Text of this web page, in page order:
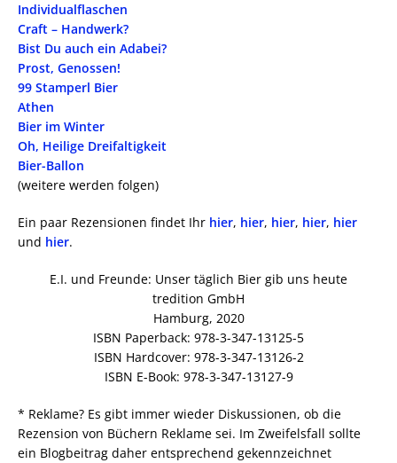
Individualflaschen
Craft – Handwerk?
Bist Du auch ein Adabei?
Prost, Genossen!
99 Stamperl Bier
Athen
Bier im Winter
Oh, Heilige Dreifaltigkeit
Bier-Ballon
(weitere werden folgen)
Ein paar Rezensionen findet Ihr hier, hier, hier, hier, hier
und hier.
E.I. und Freunde: Unser täglich Bier gib uns heute
tredition GmbH
Hamburg, 2020
ISBN Paperback: 978-3-347-13125-5
ISBN Hardcover: 978-3-347-13126-2
ISBN E-Book: 978-3-347-13127-9
* Reklame? Es gibt immer wieder Diskussionen, ob die
Rezension von Büchern Reklame sei. Im Zweifelsfall sollte
ein Blogbeitrag daher entsprechend gekennzeichnet